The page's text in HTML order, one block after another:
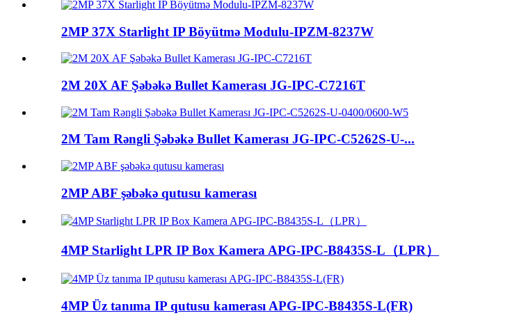
2MP 37X Starlight IP Böyütmə Modulu-IPZM-8237W
2M 20X AF Şəbəkə Bullet Kamerası JG-IPC-C7216T
2M Tam Rəngli Şəbəkə Bullet Kamerası JG-IPC-C5262S-U-...
2MP ABF şəbəkə qutusu kamerası
4MP Starlight LPR IP Box Kamera APG-IPC-B8435S-L（LPR）
4MP Üz tanıma IP qutusu kamerası APG-IPC-B8435S-L(FR)